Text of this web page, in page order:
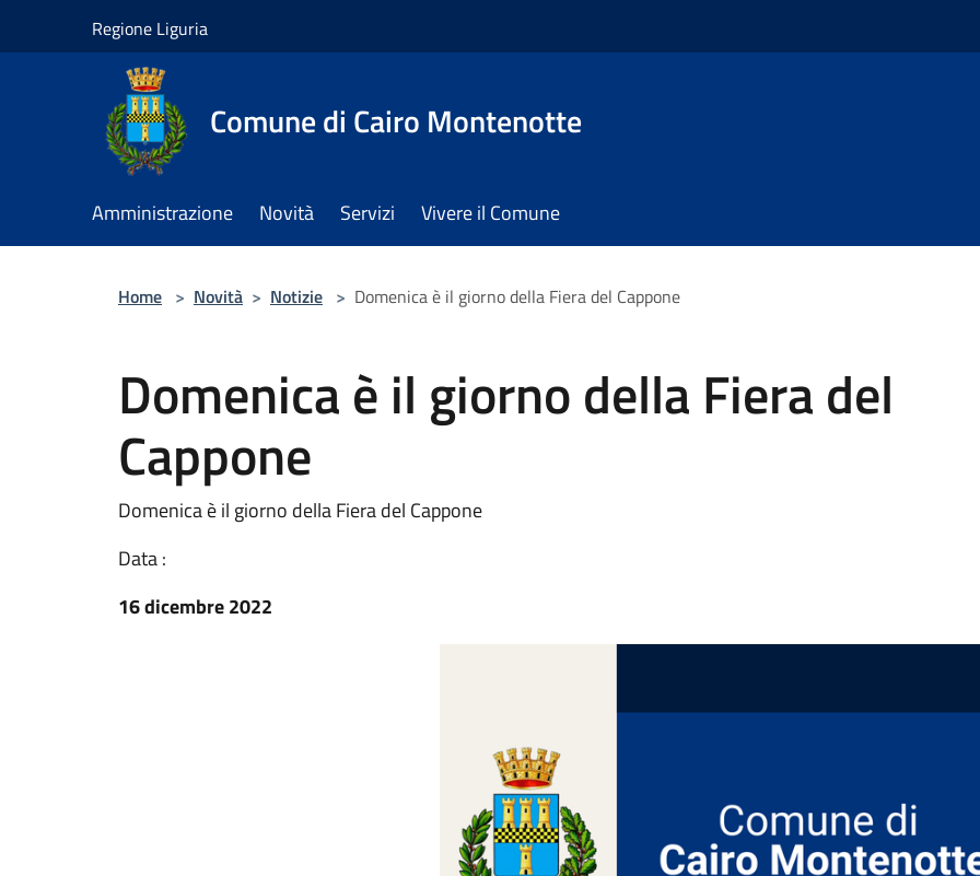
Regione Liguria
Comune di Cairo Montenotte
Amministrazione Novità Servizi Vivere il Comune
Home > Novità > Notizie > Domenica è il giorno della Fiera del Cappone
Domenica è il giorno della Fiera del
Cappone
Domenica è il giorno della Fiera del Cappone
Data :
16 dicembre 2022